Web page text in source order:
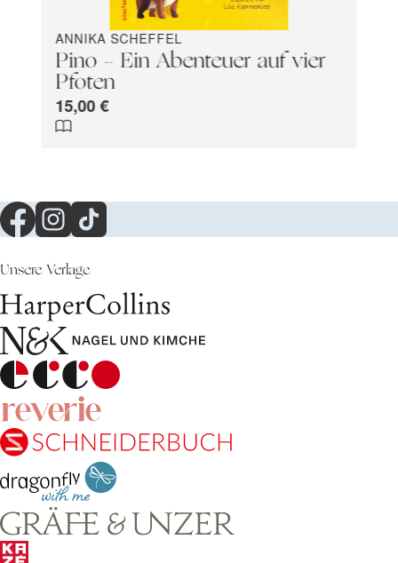
ANNIKA SCHEFFEL
Pino – Ein Abenteuer auf vier
Pfoten
15,00 €
Unsere Verlage